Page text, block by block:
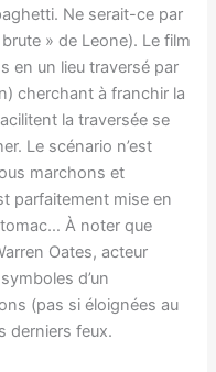
Ne serait-ce par
» de Leone). Le film
en un lieu traversé par
cherchant à franchir la
la traversée se
Le scénario n’est
marchons et
parfaitement mise en
À noter que
Oates, acteur
d’un
(pas si éloignées au
derniers feux.